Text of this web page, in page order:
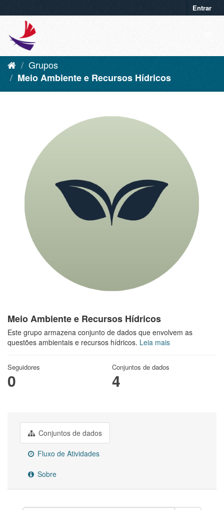
Entrar
Grupos
Meio Ambiente e Recursos Hídricos
Meio Ambiente e Recursos Hídricos
Este grupo armazena conjunto de dados que envolvem as
questões ambientais e recursos hídricos. Leia mais
Seguidores
0
Conjuntos de dados
4
Conjuntos de dados
Fluxo de Atividades
Sobre